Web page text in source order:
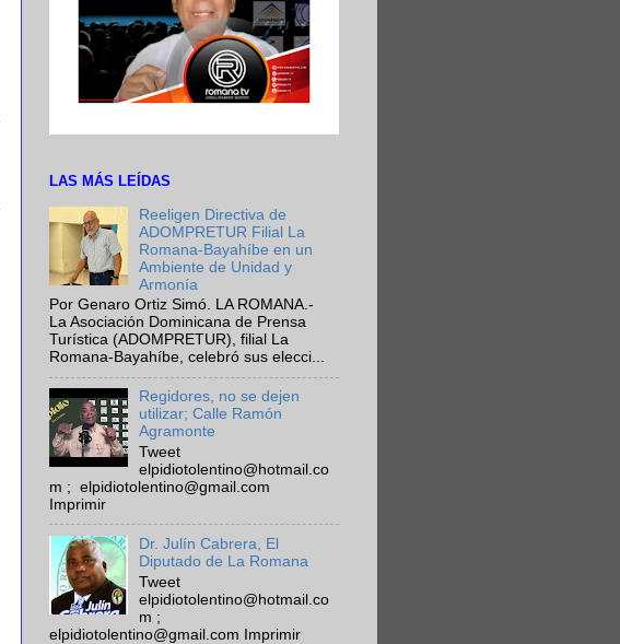
LAS MÁS LEÍDAS
Reeligen Directiva de
ADOMPRETUR Filial La
Romana-Bayahíbe en un
Ambiente de Unidad y
Armonía
Por Genaro Ortiz Simó. LA ROMANA.-
La Asociación Dominicana de Prensa
Turística (ADOMPRETUR), filial La
Romana-Bayahíbe, celebró sus elecci...
Regidores, no se dejen
utilizar; Calle Ramón
Agramonte
Tweet
elpidiotolentino@hotmail.co
m ; elpidiotolentino@gmail.com
Imprimir
Dr. Julín Cabrera, El
Diputado de La Romana
Tweet
elpidiotolentino@hotmail.co
m ;
elpidiotolentino@gmail.com Imprimir